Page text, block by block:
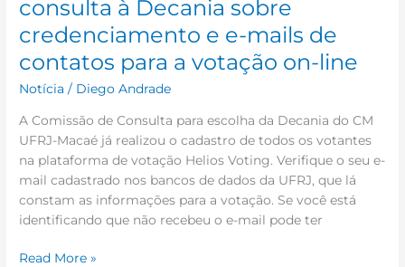
consulta à Decania sobre
credenciamento e e-mails de
contatos para a votação on-line
Notícia / Diego Andrade
A Comissão de Consulta para escolha da Decania do CM
UFRJ-Macaé já realizou o cadastro de todos os votantes
na plataforma de votação Helios Voting. Verifique o seu e-
mail cadastrado nos bancos de dados da UFRJ, que lá
constam as informações para a votação. Se você está
identificando que não recebeu o e-mail pode ter
colégio
eleitoral
de
à
Decania
sobre
credenciamento
e
e-
mails
contatos
Read More »